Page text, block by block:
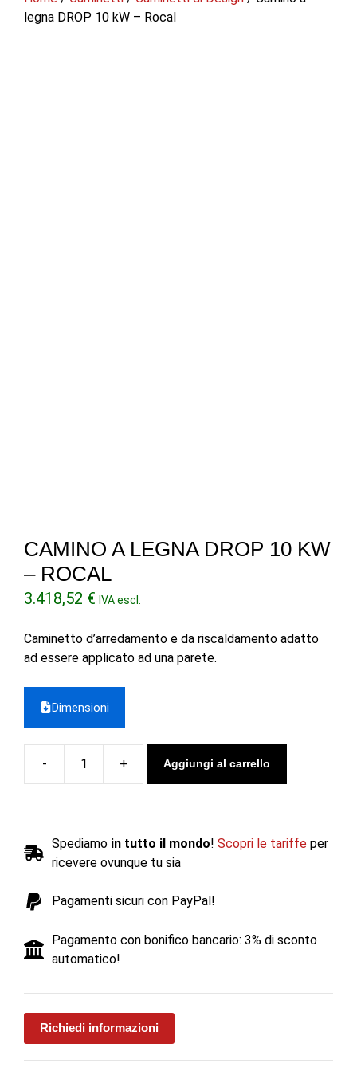
legna DROP 10 kW – Rocal
CAMINO A LEGNA DROP 10 KW
– ROCAL
3.418,52 € IVA escl.
Caminetto d’arredamento e da riscaldamento adatto
ad essere applicato ad una parete.
Dimensioni
Camino
legna
10
kW
Rocal
Aggiungi al carrello
Spediamo in tutto il mondo! Scopri le tariffe per
ricevere ovunque tu sia
Pagamenti sicuri con PayPal!
Pagamento con bonifico bancario: 3% di sconto
automatico!
Richiedi informazioni